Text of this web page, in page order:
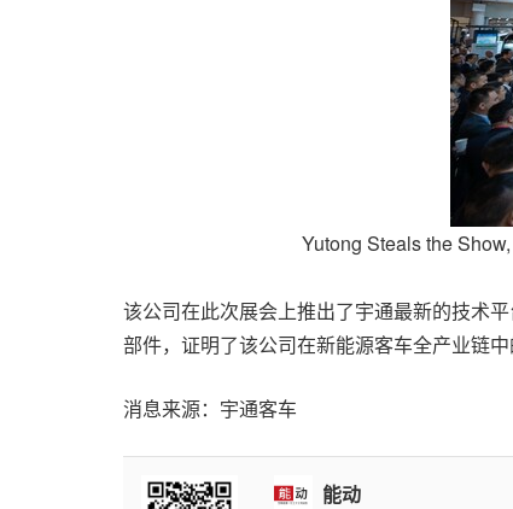
Yutong Steals the
该公司在此次展会上推出了宇通最新的技术
部件，证明了该公司在新能源客车全产业链中
消息来源：宇通客车
能动